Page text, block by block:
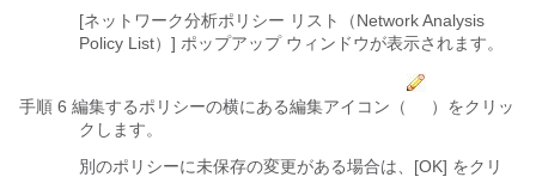
[ネットワーク分析ポリシー リスト（Network Analysis
Policy List）] ポップアップ ウィンドウが表示されます。
手順 6 編集するポリシーの横にある編集アイコン（
）をクリッ
クします。
別のポリシーに未保存の変更がある場合は、[OK] をクリ